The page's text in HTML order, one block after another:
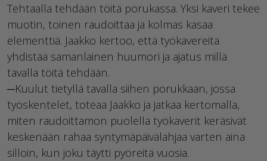
Tehtaalla tehdään töitä porukassa. Yksi kaveri tekee
muotin, toinen raudoittaa ja kolmas kasaa
elementtiä. Jaakko kertoo, että työkavereita
yhdistää samanlainen huumori ja ajatus millä
tavalla töitä tehdään.
─Kuulut tietyllä tavalla siihen porukkaan, jossa
työskentelet, toteaa Jaakko ja jatkaa kertomalla,
miten raudoittamon puolella työkaverit keräsivät
keskenään rahaa syntymäpäivälahjaa varten aina
silloin, kun joku täytti pyöreitä vuosia.